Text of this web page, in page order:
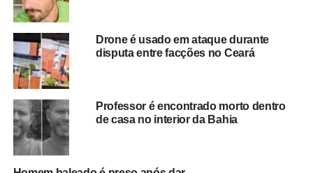
Especialistas reforçam que casos de violência contra
autoridades competentes.A rápida comunicação
permite a adoção de medidas de proteção às vítimas
e a responsabilização dos envolvidos
familiar.
Drone é usado em ataque durante
disputa entre facções no Ceará
Professor é encontrado morto dentro
de casa no interior da Bahia